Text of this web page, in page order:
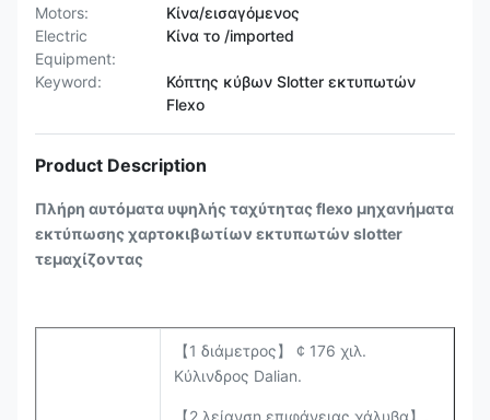
Motors:
Κίνα/εισαγόμενος
Electric
Equipment:
Κίνα το /imported
Keyword:
Κόπτης κύβων Slotter εκτυπωτών
Flexo
Product Description
Πλήρη αυτόματα υψηλής ταχύτητας flexo μηχανήματα
εκτύπωσης χαρτοκιβωτίων εκτυπωτών slotter
τεμαχίζοντας
【1 διάμετρος】 ¢ 176 χιλ.
Κύλινδρος Dalian.
【2 λείανση επιφάνειας χάλυβα】,